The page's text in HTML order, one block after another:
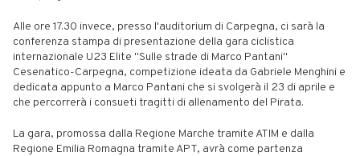
Alle ore 17.30 invece, presso l'auditorium di Carpegna, ci sarà la
conferenza stampa di presentazione della gara ciclistica
internazionale U23 Elite "Sulle strade di Marco Pantani"
Cesenatico-Carpegna, competizione ideata da Gabriele Menghini e
dedicata appunto a Marco Pantani che si svolgerà il 23 di aprile e
che percorrerà i consueti tragitti di allenamento del Pirata.
La gara, promossa dalla Regione Marche tramite ATIM e dalla
Regione Emilia Romagna tramite APT, avrà come partenza